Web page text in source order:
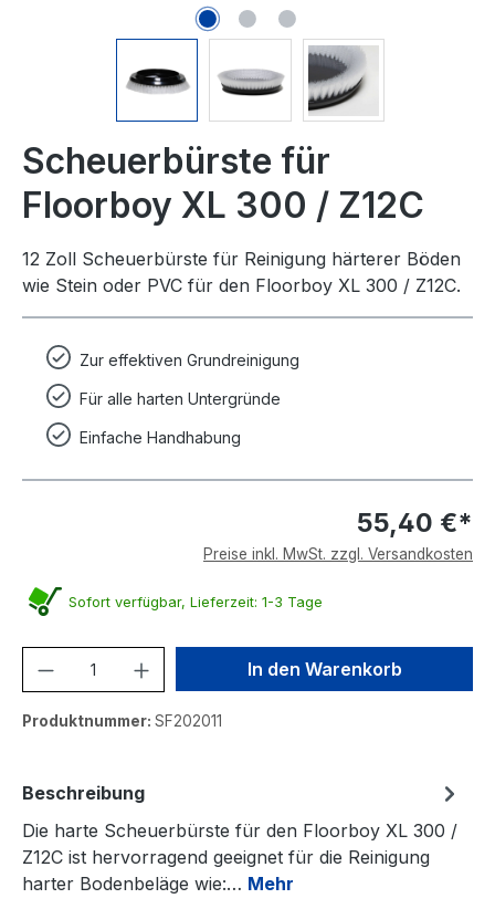
Scheuerbürste für
Floorboy XL 300 / Z12C
12 Zoll Scheuerbürste für Reinigung härterer Böden
wie Stein oder PVC für den Floorboy XL 300 / Z12C.
Zur effektiven Grundreinigung
Für alle harten Untergründe
Einfache Handhabung
55,40 €*
Preise inkl. MwSt. zzgl. Versandkosten
Sofort verfügbar, Lieferzeit: 1-3 Tage
Produkt Anzahl: Gib denIn den Warenkorb
Produktnummer: SF202011
Beschreibung
Die harte Scheuerbürste für den Floorboy XL 300 /
Z12C ist hervorragend geeignet für die Reinigung
harter Bodenbeläge wie:… Mehr